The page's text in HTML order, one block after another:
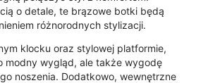
o detale, te brązowe botki będą
różnorodnych stylizacji.
klocku oraz stylowej platformie,
modny wygląd, ale także wygodę
noszenia. Dodatkowo, wewnętrzne